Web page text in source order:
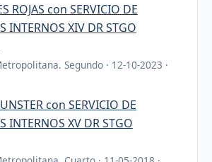
ROJAS con SERVICIO DE
INTERNOS XIV DR STGO
Segundo · 12-10-2023 ·
con SERVICIO DE
INTERNOS XV DR STGO